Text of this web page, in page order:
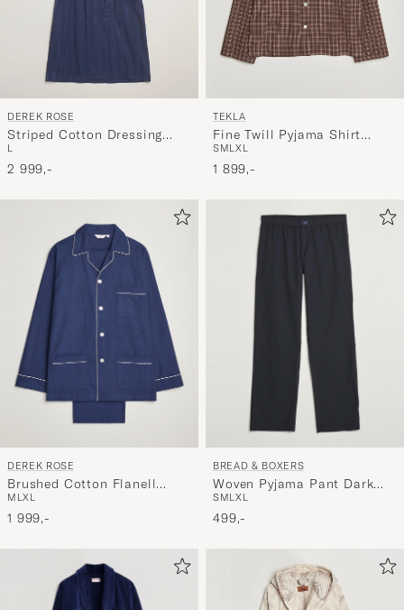
DEREK ROSE
Striped Cotton Dressing
Gown Navy
L
2 999,-
TEKLA
Fine Twill Pyjama Shirt
Serra Checks
SMLXL
1 899,-
DEREK ROSE
Brushed Cotton Flanell
Pyjama Set Navy
M LXL
1 999,-
BREAD & BOXERS
Woven Pyjama Pant Dark
Navy
SMLXL
499,-